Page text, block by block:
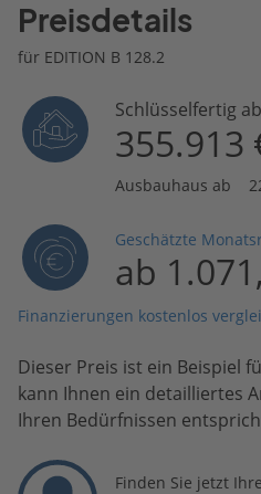
Preisdetails
für EDITION B 128.2
Schlüsselfertig ab
355.913
Ausbauhaus ab
Geschätzte
ab
Finanzierungen kostenlos
Dieser Preis ist ein Beispiel
kann Ihnen ein detailliertes
Ihren Bedürfnissen
Finden Sie jetzt